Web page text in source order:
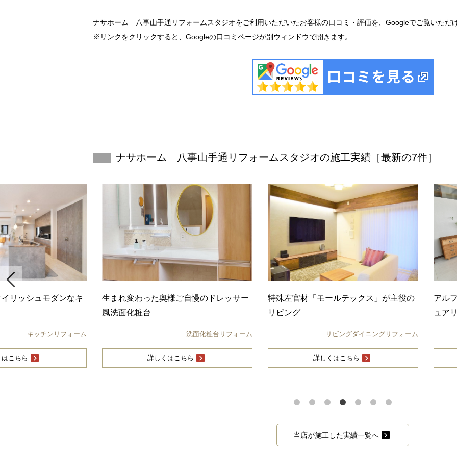
ナサホーム 八事山手通リフォームスタジオをご利用いただいたお客様の口コミ・評価を、Googleでご覧いただ
※リンクをクリックすると、Googleの口コミページが別ウィンドウで開きます。
ナサホーム 八事山手通リフォームスタジオの施工実績［最新の7件］
ご自慢のドレッサー
洗面化粧台リフォーム
こちら
特殊左官材「モールテックス」が主役の
リビング
リビングダイニングリフォーム
詳しくはこちら
アルフレックスのソファが映えるラグジ
ュアリーモダンなLDK
リビングダイニングリフォーム
詳しくはこちら
黒で
トキ
当店が施工した実績一覧へ